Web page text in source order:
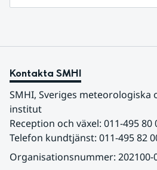
Kontakta SMHI
SMHI, Sveriges meteorologiska
institut
Reception och växel: 011-495 80
Telefon kundtjänst: 011-495 82
Organisationsnummer: 202100-